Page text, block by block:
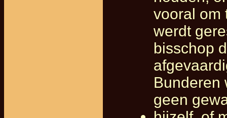
vooral om
werdt
bisschop
Bunderen
geen